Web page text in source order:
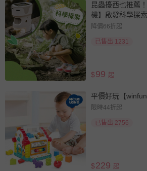
昆蟲擾西也推薦
機】啟發科學探
降價66折起
已售出 1231
$99 起
平價好玩【
限時44折起
已售出 2756
$229 起